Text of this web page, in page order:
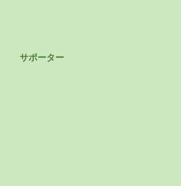
サポーター